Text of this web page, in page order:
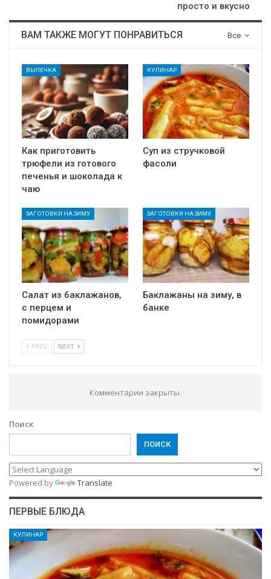
просто и вкусно
Все
ВАМ ТАКЖЕ МОГУТ ПОНРАВИТЬСЯ
ВЫПЕЧКА
Как приготовить
трюфели из готового
печенья и шоколада к
чаю
КУЛИНАР
Суп из стручковой
фасоли
ЗАГОТОВКИ НА ЗИМУ
Салат из баклажанов,
с перцем и
помидорами
ЗАГОТОВКИ НА ЗИМУ
Баклажаны на зиму, в
банке
PREV NEXT
Комментарии закрыты.
Поиск
ПОИСК
Powered by Translate
ПЕРВЫЕ БЛЮДА
КУЛИНАР